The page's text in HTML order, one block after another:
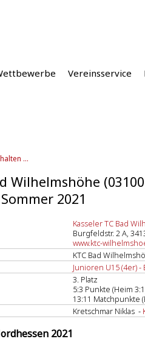
Vereinsservice
...
Wilhelmshöhe
2021
Kasseler TC Bad
Burgfeldstr. 2 A,
www.ktc-
KTC Bad
Junioren U15 (4er)
3. Platz
5:3 Punkte (Heim
13:11 Matchpunkte
Kretschmar Niklas -
2021